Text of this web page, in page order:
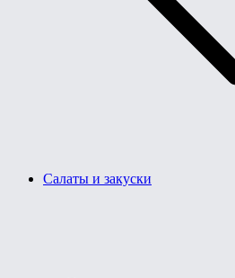
Салаты и закуски